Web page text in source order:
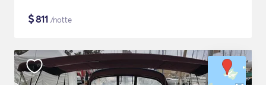
$811 /notte